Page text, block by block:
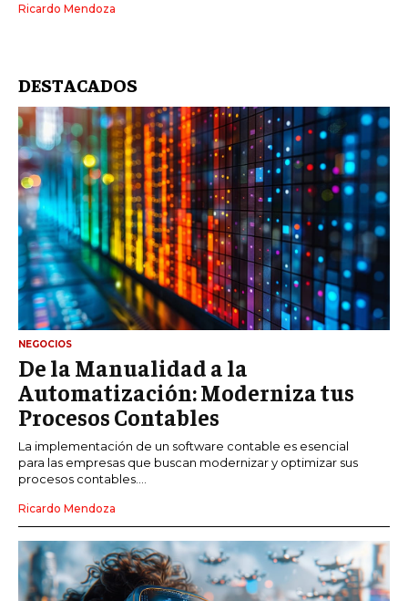
Ricardo Mendoza
DESTACADOS
NEGOCIOS
De la Manualidad a la
Automatización: Moderniza tus
Procesos Contables
La implementación de un software contable es esencial
para las empresas que buscan modernizar y optimizar sus
procesos contables....
Ricardo Mendoza